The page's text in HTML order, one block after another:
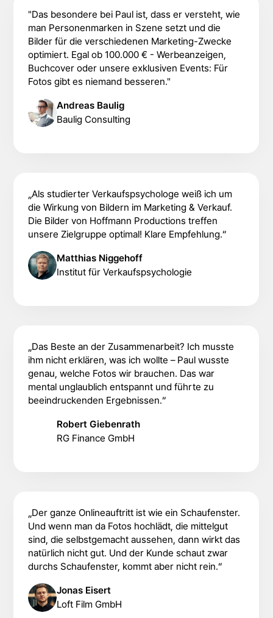
"Das besondere bei Paul ist, dass er versteht, wie
man Personenmarken in Szene setzt und die
Bilder für die verschiedenen Marketing-Zwecke
optimiert. Egal ob 100.000 € - Werbeanzeigen,
Buchcover oder unsere exklusiven Events: Für
Fotos gibt es niemand besseren."
Andreas Baulig
Baulig Consulting
„Als studierter Verkaufspsychologe weiß ich um
die Wirkung von Bildern im Marketing & Verkauf.
Die Bilder von Hoffmann Productions treffen
unsere Zielgruppe optimal! Klare Empfehlung.“
Matthias Niggehoff
Institut für Verkaufspsychologie
„Das Beste an der Zusammenarbeit? Ich musste
ihm nicht erklären, was ich wollte – Paul wusste
genau, welche Fotos wir brauchen. Das war
mental unglaublich entspannt und führte zu
beeindruckenden Ergebnissen.“
Robert Giebenrath
RG Finance GmbH
„Der ganze Onlineauftritt ist wie ein Schaufenster.
Und wenn man da Fotos hochlädt, die mittelgut
sind, die selbstgemacht aussehen, dann wirkt das
natürlich nicht gut. Und der Kunde schaut zwar
durchs Schaufenster, kommt aber nicht rein.“
Jonas Eisert
Loft Film GmbH